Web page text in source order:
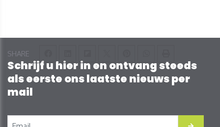
SHARE
Schrijf u hier in en ontvang steeds
als eerste ons laatste nieuws per
mail